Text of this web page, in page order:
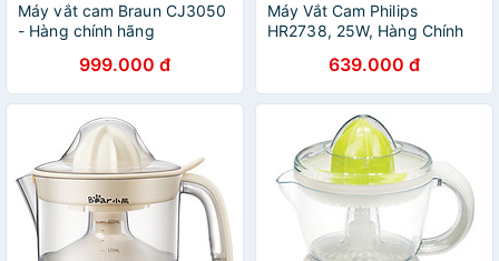
Máy vắt cam Braun CJ3050
- Hàng chính hãng
999.000 đ
Máy Vắt Cam Philips
HR2738, 25W, Hàng Chính
639.000 đ